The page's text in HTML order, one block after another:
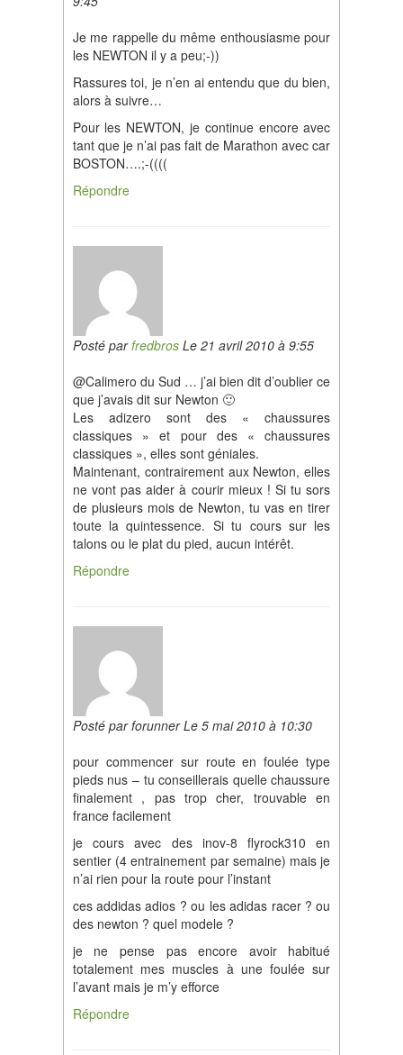
Je me rappelle du même enthousiasme pour
les NEWTON il y a peu;-))
Rassures toi, je n’en ai entendu que du bien,
alors à suivre…
Pour les NEWTON, je continue encore avec
tant que je n’ai pas fait de Marathon avec car
BOSTON….;-((((
Répondre
Posté parfredbrosLe 21 avril 2010 à 9:55
@Calimero du Sud … j’ai bien dit d’oublier ce
que j’avais dit sur Newton 🙂
Les adizero sont des « chaussures
classiques » et pour des « chaussures
classiques », elles sont géniales.
Maintenant, contrairement aux Newton, elles
ne vont pas aider à courir mieux ! Si tu sors
de plusieurs mois de Newton, tu vas en tirer
toute la quintessence. Si tu cours sur les
talons ou le plat du pied, aucun intérêt.
Répondre
Posté par forunner Le 5 mai 2010 à 10:30
pour commencer sur route en foulée type
pieds nus – tu conseillerais quelle chaussure
finalement , pas trop cher, trouvable en
france facilement
je cours avec des inov-8 flyrock310 en
sentier (4 entrainement par semaine) mais je
n’ai rien pour la route pour l’instant
ces addidas adios ? ou les adidas racer ? ou
des newton ? quel modele ?
je ne pense pas encore avoir habitué
totalement mes muscles à une foulée sur
l’avant mais je m’y efforce
Répondre